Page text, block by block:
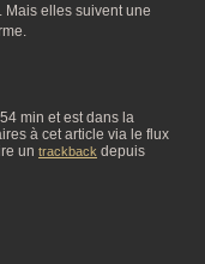
Mais elles suivent une
min et est dans la
à cet article via le flux
un trackback depuis